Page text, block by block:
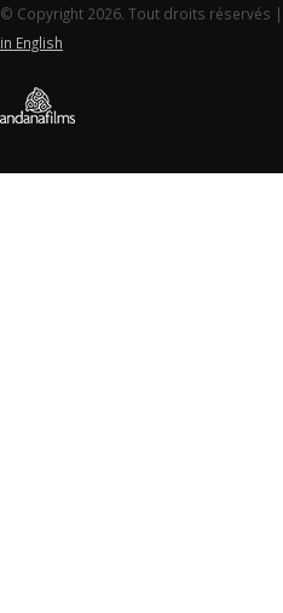
© Copyright 2026. Tout droits réservés |
in English